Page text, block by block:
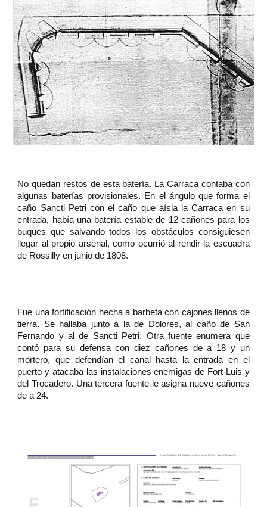
No quedan restos de esta batería. La Carraca contaba con
algunas baterías provisionales. En el ángulo que forma el
caño Sancti Petri con el caño que aísla la Carraca en su
entrada, había una batería estable de 12 cañones para los
buques que salvando todos los obstáculos consiguiesen
llegar al propio arsenal, como ocurrió al rendir la escuadra
de Rossilly en junio de 1808.
Fue una fortificación hecha a barbeta con cajones llenos de
tierra. Se hallaba junto a la de Dolores, al caño de San
Fernando y al de Sancti Petri. Otra fuente enumera que
contó para su defensa con diez cañones de a 18 y un
mortero, que defendían el canal hasta la entrada en el
puerto y atacaba las instalaciones enemigas de Fort-Luis y
del Trocadero. Una tercera fuente le asigna nueve cañones
de a 24.